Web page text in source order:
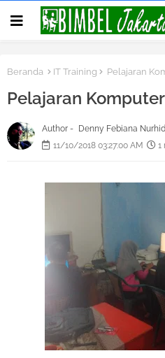
Beranda IT Training Pelajaran
Pelajaran
Author -
Denny Febiana
11/10/2018 03:27:00 AM
1